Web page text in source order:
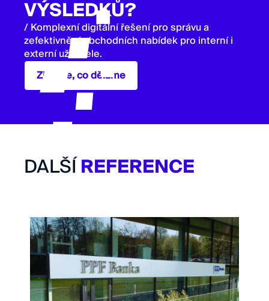
VÝSLEDKŮ?
/ Komplexní digitální řešení pro správu a
zefektivnění obchodních nabídek pro interní i
externí uživatele.
Zjistěte, co děláme
DALŠÍREFERENCE